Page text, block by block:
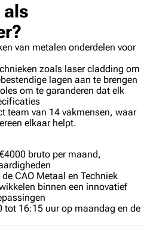
als
van metalen onderdelen voor
zoals laser cladding om
lagen aan te brengen
om te garanderen dat elk
team van 14 vakmensen, waar
elkaar helpt.
bruto per maand,
CAO Metaal en Techniek
binnen een innovatief
tot 16:15 uur op maandag en de